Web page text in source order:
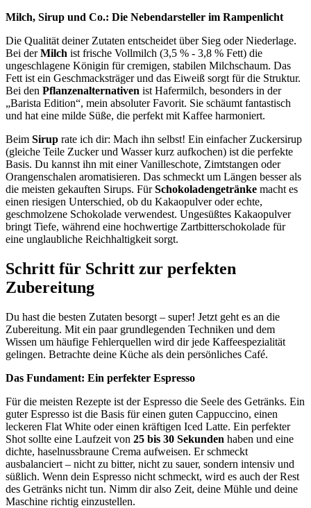
Milch, Sirup und Co.: Die Nebendarsteller im Rampenlicht
Die Qualität deiner Zutaten entscheidet über Sieg oder Niederlage.
Bei derMilch ist frische Vollmilch (3,5 % - 3,8 % Fett) die
ungeschlagene Königin für cremigen, stabilen Milchschaum. Das
Fett ist ein Geschmacksträger und das Eiweiß sorgt für die Struktur.
Bei den Pflanzenalternativen ist Hafermilch, besonders in der
„Barista Edition“, mein absoluter Favorit. Sie schäumt fantastisch
und hat eine milde Süße, die perfekt mit Kaffee harmoniert.
Beim Sirup rate ich dir: Mach ihn selbst! Ein einfacher Zuckersirup
(gleiche Teile Zucker und Wasser kurz aufkochen) ist die perfekte
Basis. Du kannst ihn mit einer Vanilleschote, Zimtstangen oder
Orangenschalen aromatisieren. Das schmeckt um Längen besser als
die meisten gekauften Sirups. FürSchokoladengetränke macht es
einen riesigen Unterschied, ob du Kakaopulver oder echte,
geschmolzene Schokolade verwendest. Ungesüßtes Kakaopulver
bringt Tiefe, während eine hochwertige Zartbitterschokolade für
eine unglaubliche Reichhaltigkeit sorgt.
Schritt für Schritt zur perfekten
Zubereitung
Du hast die besten Zutaten besorgt – super! Jetzt geht es an die
Zubereitung. Mit ein paar grundlegenden Techniken und dem
Wissen um häufige Fehlerquellen wird dir jede Kaffeespezialität
gelingen. Betrachte deine Küche als dein persönliches Café.
Das Fundament: Ein perfekter Espresso
Für die meisten Rezepte ist der Espresso die Seele des Getränks. Ein
guter Espresso ist die Basis für einen guten Cappuccino, einen
leckeren Flat White oder einen kräftigen Iced Latte. Ein perfekter
Shot sollte eine Laufzeit von 25 bis 30 Sekunden haben und eine
dichte, haselnussbraune Crema aufweisen. Er schmeckt
ausbalanciert – nicht zu bitter, nicht zu sauer, sondern intensiv und
süßlich. Wenn dein Espresso nicht schmeckt, wird es auch der Rest
des Getränks nicht tun. Nimm dir also Zeit, deine Mühle und deine
Maschine richtig einzustellen.